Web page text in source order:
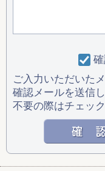
ご入力いただいた
確認メールを送信し
不要の際はチェッ